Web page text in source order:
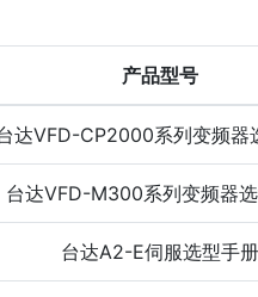
产品型号
达VFD-CP2000系列变频器
台达VFD-M300系列变频器
台达A2-E伺服选型手册